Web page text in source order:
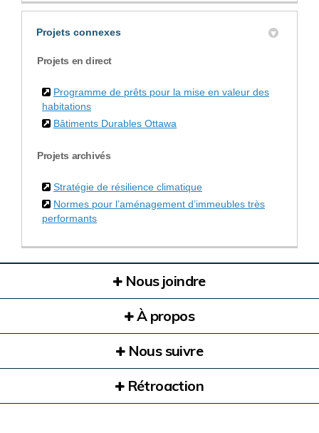
Projets connexes
Projets en direct
Programme de prêts pour la mise en valeur des
habitations
Bâtiments Durables Ottawa
Projets archivés
Stratégie de résilience climatique
Normes pour l’aménagement d’immeubles très
performants
Nous joindre
À propos
Nous suivre
Rétroaction